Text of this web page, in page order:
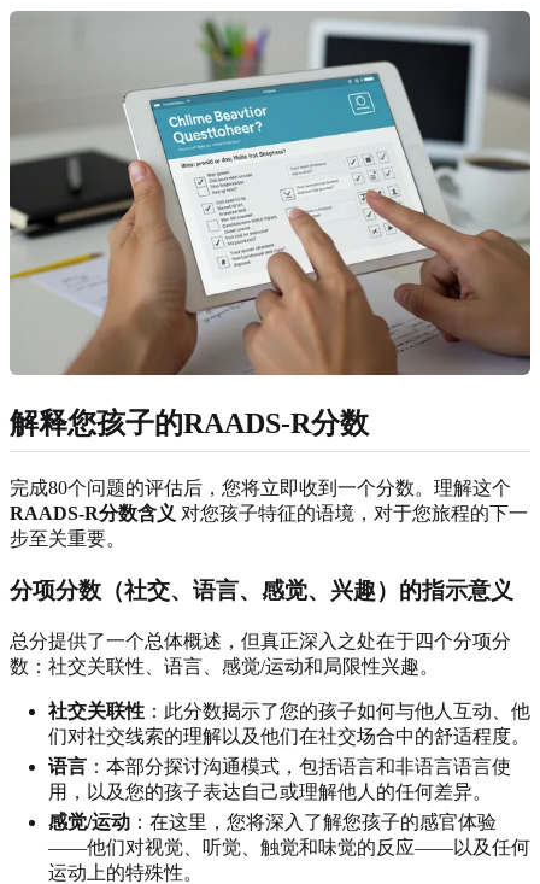
解释您孩子的RAADS-R分数
完成80个问题的评估后，您将立即收到一个分数。理解这个
RAADS-R分数含义 对您孩子特征的语境，对于您旅程的下一
步至关重要。
分项分数（社交、语言、感觉、兴趣）的指示意义
总分提供了一个总体概述，但真正深入之处在于四个分项分
数：社交关联性、语言、感觉/运动和局限性兴趣。
社交关联性 ：此分数揭示了您的孩子如何与他人互动、他
们对社交线索的理解以及他们在社交场合中的舒适程度。
语言 ：本部分探讨沟通模式，包括语言和非语言语言使
用，以及您的孩子表达自己或理解他人的任何差异。
感觉/运动 ：在这里，您将深入了解您孩子的感官体验
——他们对视觉、听觉、触觉和味觉的反应——以及任何
运动上的特殊性。